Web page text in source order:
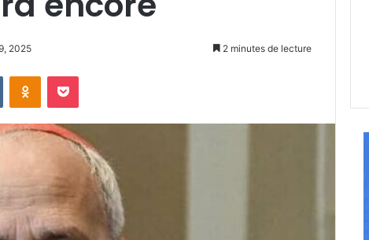
2025 2 minutes de lecture
VKontakteOdnoklassniki
Pocket